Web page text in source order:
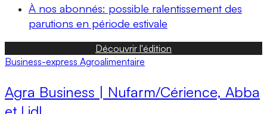
À nos abonnés: possible ralentissement des
parutions en période estivale
Découvrir l'édition
Business-express Agroalimentaire
Agra Business | Nufarm/Cérience, Abba